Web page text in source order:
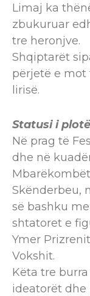
Limaj ka
zbukuruar
tre heronjve.
Shqiptarët
përjetë e mot
lirisë.
Statusi i
Në prag të
dhe në
Skënderbeu,
së bashku
shtatoret e
Ymer
Vokshit.
Këta tre
ideatorët dhe